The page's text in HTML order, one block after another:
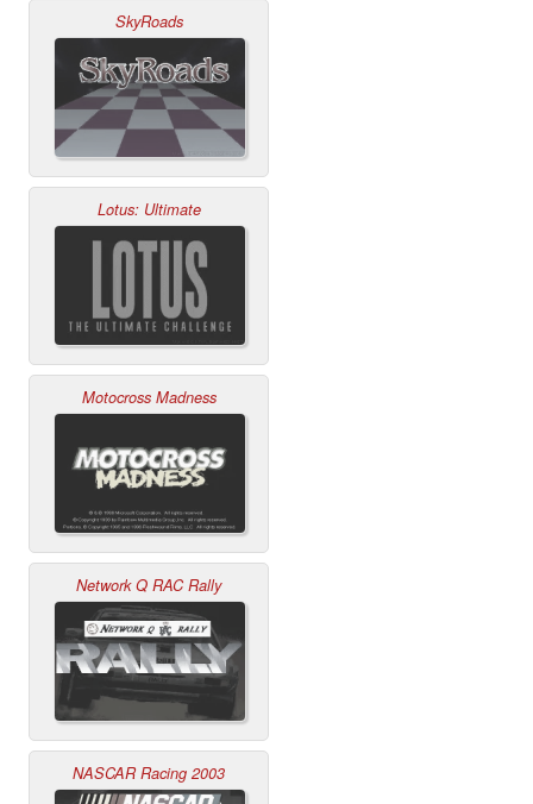
SkyRoads
Lotus: Ultimate
Motocross Madness
Network Q RAC Rally
NASCAR Racing 2003